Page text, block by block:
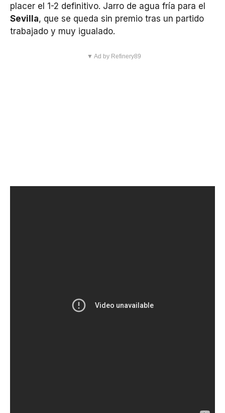
placer el 1-2 definitivo. Jarro de agua fría para el
Sevilla, que se queda sin premio tras un partido
trabajado y muy igualado.
▼ Ad by Refinery89